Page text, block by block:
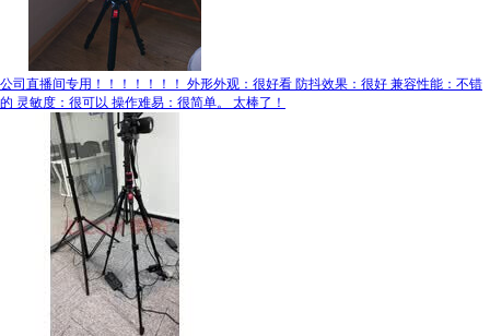
公司直播间专用！！！！！！！ 外形外观：很好看 防抖效果：很好 兼容性能：不错
的 灵敏度：很可以 操作难易：很简单。 太棒了！